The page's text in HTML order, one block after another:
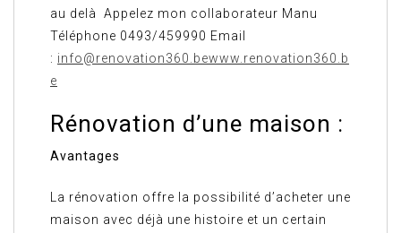
au delà Appelez mon collaborateur Manu
Téléphone 0493/459990 Email
: info@renovation360.bewww.renovation360.b
e
Rénovation d’une maison :
Avantages
La rénovation offre la possibilité d’acheter une
maison avec déjà une histoire et un certain